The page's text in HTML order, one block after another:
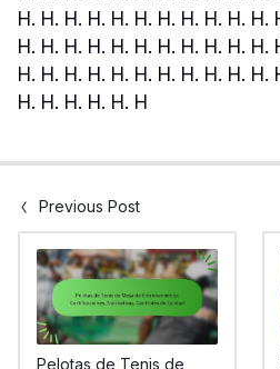
Previous Post
Pelotas de Tenis de